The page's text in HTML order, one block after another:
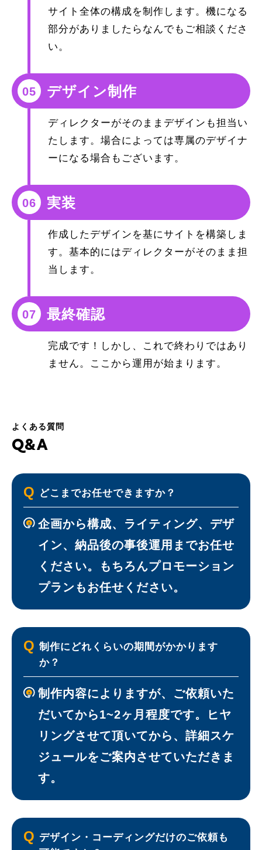
サイト全体の構成を制作します。機になる
部分がありましたらなんでもご相談くださ
い。
05 デザイン制作
ディレクターがそのままデザインも担当い
たします。場合によっては専属のデザイナ
ーになる場合もございます。
06 実装
作成したデザインを基にサイトを構築しま
す。基本的にはディレクターがそのまま担
当します。
07 最終確認
完成です！しかし、これで終わりではあり
ません。ここから運用が始まります。
よくある質問
Q&A
Q どこまでお任せできますか？
企画から構成、ライティング、デザ
イン、納品後の事後運用までお任せ
ください。もちろんプロモーション
プランもお任せください。
Q 制作にどれくらいの期間がかかります
か？
制作内容によりますが、ご依頼いた
だいてから1~2ヶ月程度です。ヒヤ
リングさせて頂いてから、詳細スケ
ジュールをご案内させていただきま
す。
Q デザイン・コーディングだけのご依頼も